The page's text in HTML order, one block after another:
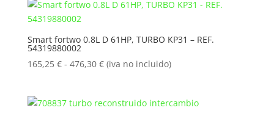
desde
hasta
Smart fortwo 0.8L D 61HP, TURBO KP31 – REF.
54319880002
165,25 € - 476,30 €Rango
desde
(iva no incluido)